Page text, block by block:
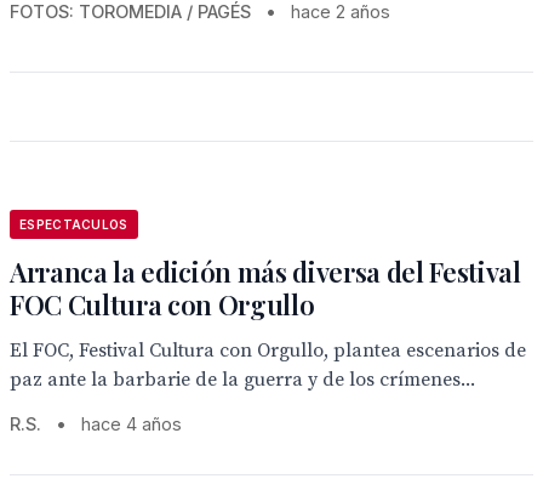
FOTOS: TOROMEDIA / PAGÉS • hace 2 años
ESPECTACULOS
Arranca la edición más diversa del Festival
FOC Cultura con Orgullo
El FOC, Festival Cultura con Orgullo, plantea escenarios de
paz ante la barbarie de la guerra y de los crímenes...
R.S. • hace 4 años